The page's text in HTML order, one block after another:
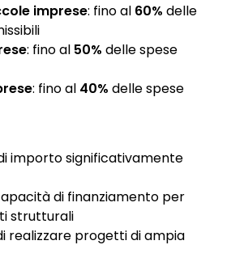
imprese: fino al 60% delle
: fino al 50% delle spese
: fino al 40% delle spese
importo significativamente
di finanziamento per
strutturali
realizzare progetti di ampia